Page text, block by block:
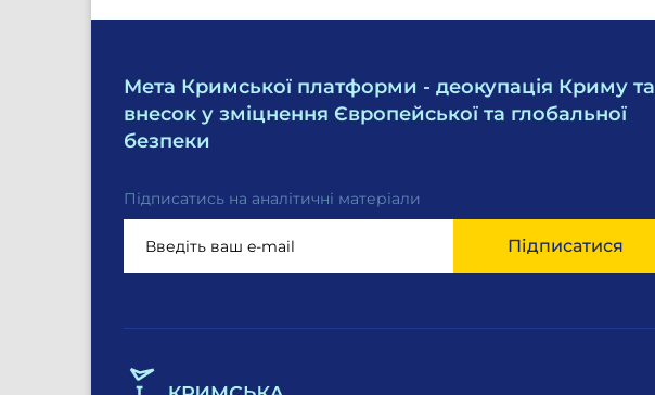
Мета Кримської платформи - деокупація Криму та
внесок у зміцнення Європейської та глобальної
безпеки
Підписатись на аналітичні матеріали
Підписатися